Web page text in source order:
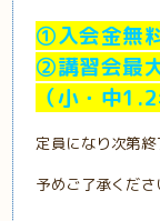
①入会金無
②講習会最
（小・中
定員になり次第終
予めご了承くださ